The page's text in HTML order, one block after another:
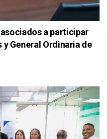
a participar
y General Ordinaria de